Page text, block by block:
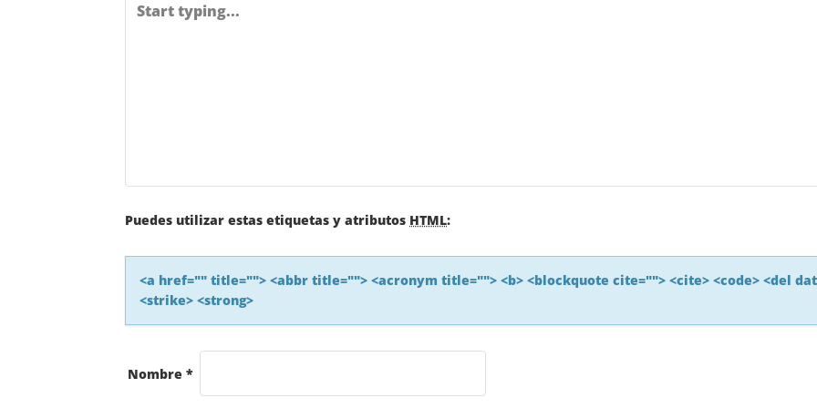
I
Ó
N
D
Puedes utilizar estas etiquetas y atributos HTML:
<a href="" title=""> <abbr title=""> <acronym title=""> <b> <blockquote cite=""> <cite> <code> <del
<strike> <strong>
Nombre *